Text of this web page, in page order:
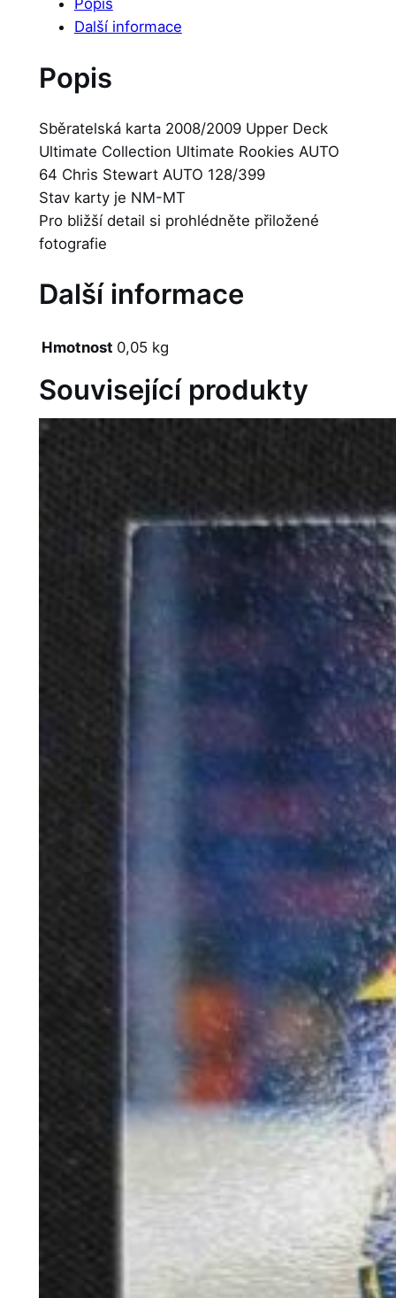
Popis
Další informace
Popis
Sběratelská karta 2008/2009 Upper Deck
Ultimate Collection Ultimate Rookies AUTO
64 Chris Stewart AUTO 128/399
Stav karty je NM-MT
Pro bližší detail si prohlédněte přiložené
fotografie
Další informace
Hmotnost 0,05 kg
Související produkty